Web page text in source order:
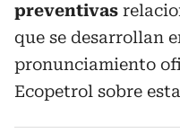
preventivas
que se desarrollan
pronunciamiento
Ecopetrol sobre